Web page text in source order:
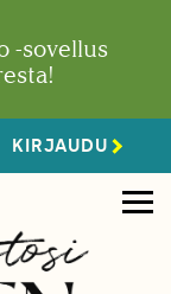
-sovellus
KIRJAUDU